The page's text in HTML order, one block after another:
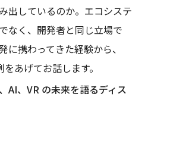
出しているのか。エコシステ
なく、開発者と同じ立場で
に携わってきた経験から、
あげてお話します。
AI、VR の未来を語るディス